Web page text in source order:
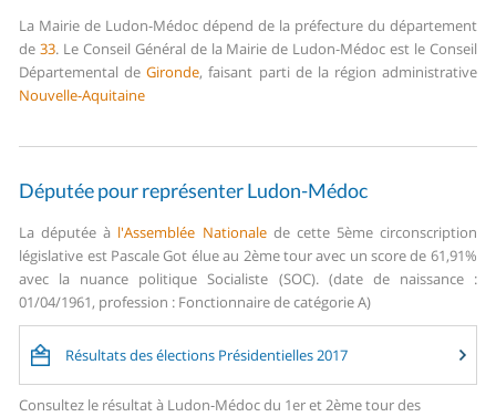
La Mairie de Ludon-Médoc dépend de la préfecture du département
de33. Le Conseil Général de la Mairie de Ludon-Médoc est le Conseil
Départemental deGironde, faisant parti de la région administrative
Nouvelle-Aquitaine
Députée pour représenter Ludon-Médoc
La députée à l'Assemblée Nationalede cette 5ème circonscription
législative est Pascale Got élue au 2ème tour avec un score de 61,91%
avec la nuance politique Socialiste (SOC). (date de naissance :
01/04/1961, profession : Fonctionnaire de catégorie A)
Résultats des élections Présidentielles 2017
Consultez le résultat à Ludon-Médoc du 1er et 2ème tour des